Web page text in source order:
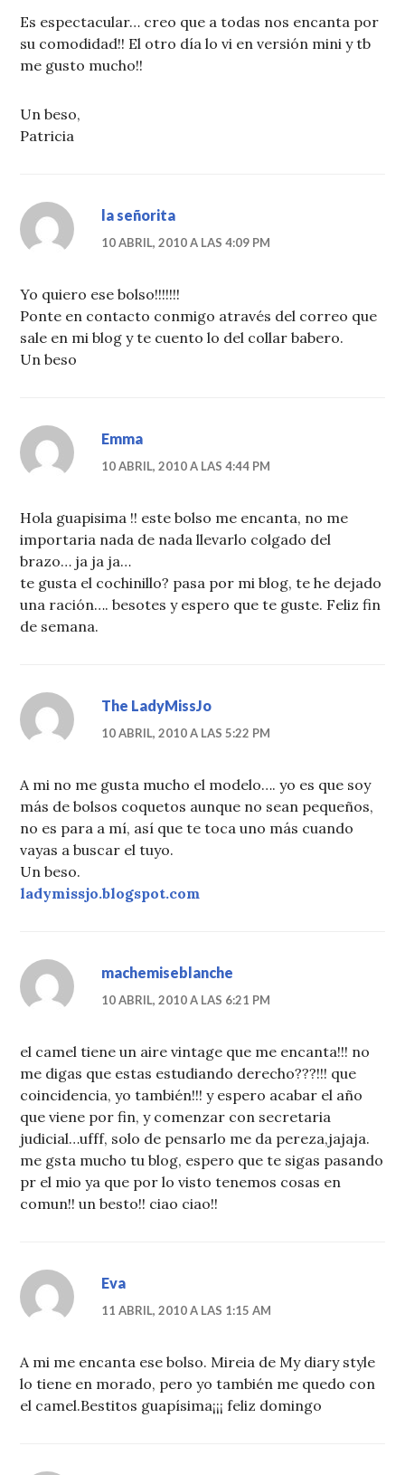
Es espectacular… creo que a todas nos encanta por
su comodidad!! El otro día lo vi en versión mini y tb
me gusto mucho!!
Un beso,
Patricia
la señorita
10 ABRIL, 2010 A LAS 4:09 PM
Yo quiero ese bolso!!!!!!!
Ponte en contacto conmigo através del correo que
sale en mi blog y te cuento lo del collar babero.
Un beso
Emma
10 ABRIL, 2010 A LAS 4:44 PM
Hola guapisima !! este bolso me encanta, no me
importaria nada de nada llevarlo colgado del
brazo… ja ja ja…
te gusta el cochinillo? pasa por mi blog, te he dejado
una ración…. besotes y espero que te guste. Feliz fin
de semana.
The LadyMissJo
10 ABRIL, 2010 A LAS 5:22 PM
A mi no me gusta mucho el modelo…. yo es que soy
más de bolsos coquetos aunque no sean pequeños,
no es para a mí, así que te toca uno más cuando
vayas a buscar el tuyo.
Un beso.
ladymissjo.blogspot.com
machemiseblanche
10 ABRIL, 2010 A LAS 6:21 PM
el camel tiene un aire vintage que me encanta!!! no
me digas que estas estudiando derecho???!!! que
coincidencia, yo también!!! y espero acabar el año
que viene por fin, y comenzar con secretaria
judicial…ufff, solo de pensarlo me da pereza,jajaja.
me gsta mucho tu blog, espero que te sigas pasando
pr el mio ya que por lo visto tenemos cosas en
comun!! un besto!! ciao ciao!!
Eva
11 ABRIL, 2010 A LAS 1:15 AM
A mi me encanta ese bolso. Mireia de My diary style
lo tiene en morado, pero yo también me quedo con
el camel.Bestitos guapísima¡¡¡ feliz domingo